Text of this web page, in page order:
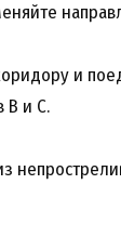
и
и C.